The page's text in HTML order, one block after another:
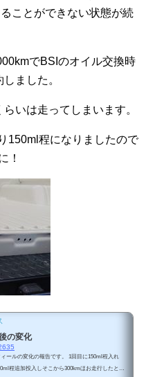
ことができない状態が続
でBSIのオイル交換時
ました。
いは走ってしまいます。
150ml程になりましたので
！
の変化
ールの変化の報告です。 1回目に150ml程入れ
程追加投入しそこから300kmほお走行したとこ